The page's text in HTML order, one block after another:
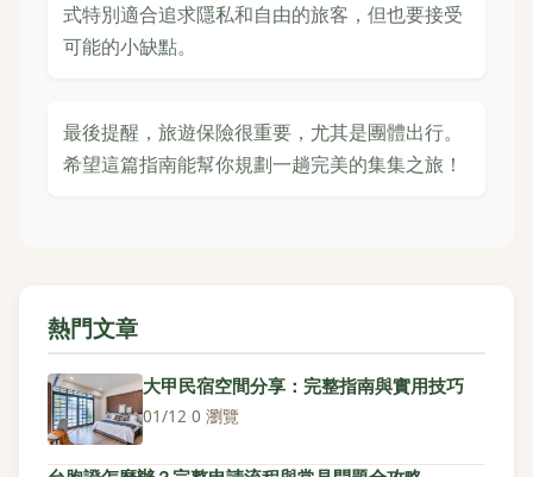
式特別適合追求隱私和自由的旅客，但也要接受
可能的小缺點。
最後提醒，旅遊保險很重要，尤其是團體出行。
希望這篇指南能幫你規劃一趟完美的集集之旅！
熱門文章
大甲民宿空間分享：完整指南與實用技巧
01/12·0 瀏覽